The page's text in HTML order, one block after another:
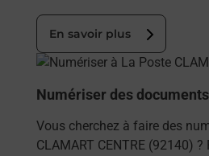
En savoir plus
En savoir plus
Numériser des documents
Vous cherchez à faire des
CLAMART CENTRE (92140) ?